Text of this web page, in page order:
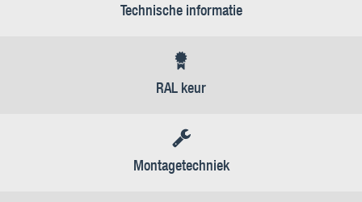
Technische informatie
RAL keur
Montagetechniek